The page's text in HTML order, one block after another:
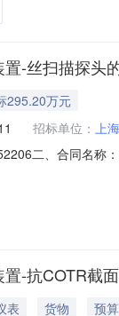
置-丝扫描探头
295.20万元
招标单位： 上
二、合同名称
湖市南陵县经济
-抗COTR截
表 货物
预